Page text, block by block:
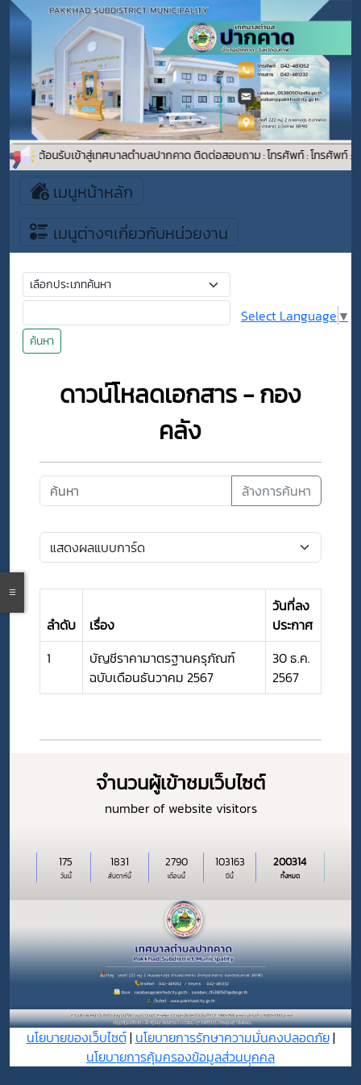
ยินดีต้อนรับเข้าสู่เทศบาลตำบลปากคาด ติดต่อสอบถาม : โทรศัพท์ : โทรศัพท์ :
เมนูหน้าหลัก
เมนูต่างๆเกี่ยวกับหน่วยงาน
ค้นหา
Select Language ▼
ดาวน์โหลดเอกสาร - กอง
คลัง
ล้างการค้นหา
ลำดับ เรื่อง
วันที่ลง
ประกาศ
1
บัญชีราคามาตรฐานครุภัณฑ์
ฉบับเดือนธันวาคม 2567
30 ธ.ค.
2567
จำนวนผู้เข้าชมเว็บไซต์
number of website visitors
วันนี้
175
สัปดาห์นี้
1831
เดือนนี้
2790
ปีนี้
103163
ทั้งหมด
200314
นโยบายของเว็บไซต์| นโยบายการรักษาความมั่นคงปลอดภัย|
นโยบายการคุ้มครองข้อมูลส่วนบุุคคล